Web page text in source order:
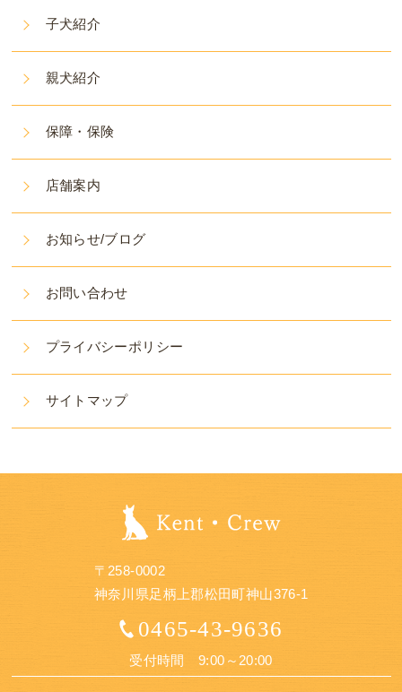
子犬紹介
親犬紹介
保障・保険
店舗案内
お知らせ/ブログ
お問い合わせ
プライバシーポリシー
サイトマップ
〒258-0002
神奈川県足柄上郡松田町神山376-1
0465-43-9636
受付時間 9:00～20:00